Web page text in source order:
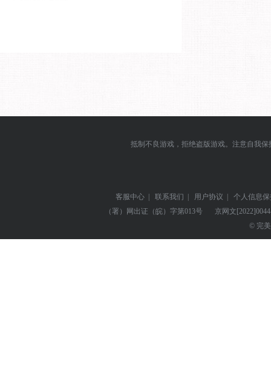
抵制不良游戏，拒绝盗版游戏。注意自我
客服中心 | 联系我们 | 用户协议 |
个人信息
（署）网出证（皖）字第013号
京网文
© 完美